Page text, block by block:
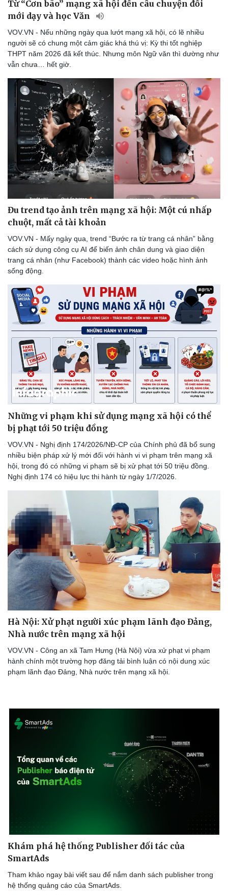
Sức khỏe
Dinh dưỡng - món ngon
Cây thuốc
Sản phụ khoa
Nhi khoa
Nam khoa
Làm đẹp - giảm cân
Ăn sạch sống khỏe
Đời sống
Nhà đẹp
Blog
Tình yêu - Gia đình
Từ “Cơn bão” mạng xã hội đến câu chuyện đổi
mới dạy và học Văn
VOV.VN - Nếu những ngày qua lướt mạng xã hội, có lẽ nhiều
người sẽ có chung một cảm giác khá thú vị: Kỳ thi tốt nghiệp
THPT năm 2026 đã kết thúc. Nhưng môn Ngữ văn thì dường như
vẫn chưa… hết giờ.
Đu trend tạo ảnh trên mạng xã hội: Một cú nhấp
chuột, mất cả tài khoản
VOV.VN - Mấy ngày qua, trend “Bước ra từ trang cá nhân” bằng
cách sử dụng công cụ AI để biến ảnh chân dung và giao diện
trang cá nhân (như Facebook) thành các video hoặc hình ảnh
sống động.
Những vi phạm khi sử dụng mạng xã hội có thể
bị phạt tới 50 triệu đồng
VOV.VN - Nghị định 174/2026/NĐ-CP của Chính phủ đã bổ sung
nhiều biện pháp xử lý mới đối với hành vi vi phạm trên mạng xã
hội, trong đó có những vi phạm sẽ bị xử phạt tới 50 triệu đồng.
Nghị định 174 có hiệu lực thi hành từ ngày 1/7/2026.
Hà Nội: Xử phạt người xúc phạm lãnh đạo Đảng,
Nhà nước trên mạng xã hội
VOV.VN - Công an xã Tam Hưng (Hà Nội) vừa xử phạt vi phạm
hành chính một trường hợp đăng tải bình luận có nội dung xúc
phạm lãnh đạo Đảng, Nhà nước trên mạng xã hội.
Khám phá hệ thống Publisher đối tác của
SmartAds
Tham khảo ngay bài viết sau để nắm danh sách publisher trong
hệ thống quảng cáo của SmartAds.